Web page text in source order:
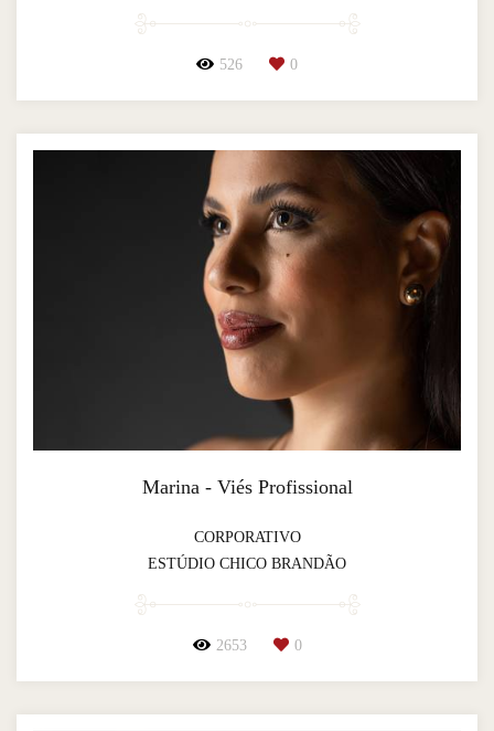
526 0
Marina - Viés Profissional
CORPORATIVO
ESTÚDIO CHICO BRANDÃO
2653 0